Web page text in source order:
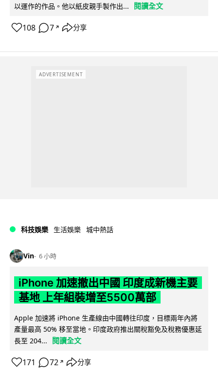
以運作的作品。他以紙皮親手製作出...
閱讀全文
108 7 ↗ 分享
ADVERTISEMENT
科技娛樂 生活娛樂 城中熱話
Vin 6 小時
iPhone 加速撤出中國 印度成新機主要
基地 上年組裝增至5500萬部
Apple 加速將 iPhone 生產線由中國轉往印度，目標兩年內將
產量最高 50% 移至當地。印度政府推出關稅豁免及稅務優惠延
長至 204...
閱讀全文
171 72 ↗ 分享